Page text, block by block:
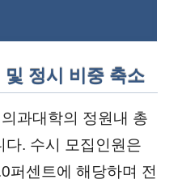
정시 비중 축소
과대학의 정원내 총
다. 수시 모집인원은
퍼센트에 해당하며 전